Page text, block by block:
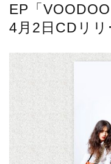
EP「
4月2日CDリリ